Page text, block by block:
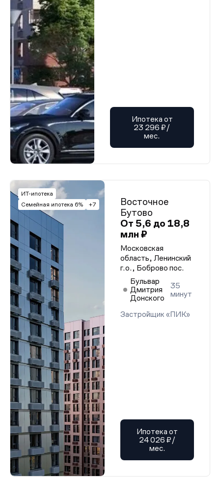
Ипотека от
23 296 ₽/
мес.
ИТ-ипотека
Семейная ипотека 6%
+7
Восточное
Бутово
От 5,6 до 18,8
млн ₽
Московская
область, Ленинский
г.о., Боброво пос.
Бульвар
Дмитрия
Донского
35
минут
Застройщик «ПИК»
Ипотека от
24 026 ₽/
мес.